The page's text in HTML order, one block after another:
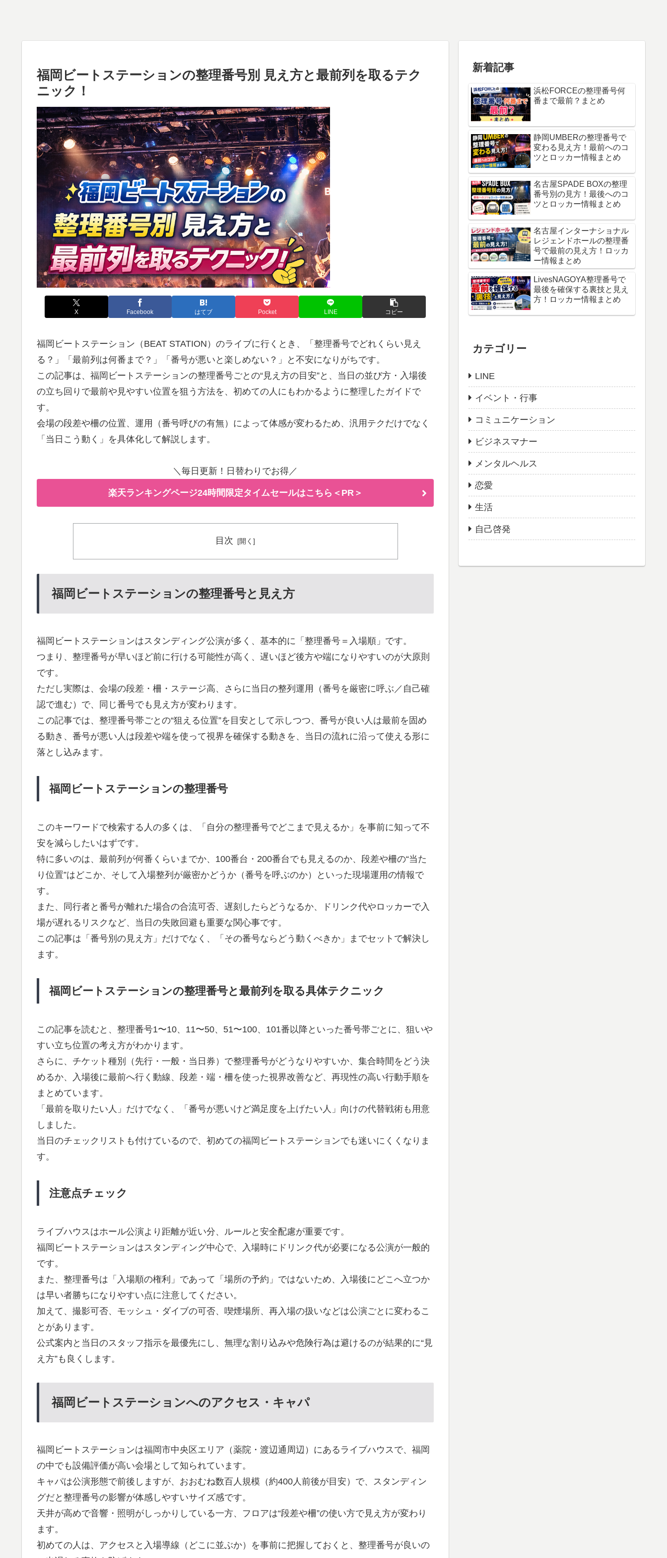
福岡ビートステーションの整理番号別 見え方と最前列を取るテク
ニック！
X Facebook はてブ Pocket LINE コピー
福岡ビートステーション（BEAT STATION）のライブに行くとき、「整理番号でどれくらい見え
る？」「最前列は何番まで？」「番号が悪いと楽しめない？」と不安になりがちです。
この記事は、福岡ビートステーションの整理番号ごとの“見え方の目安”と、当日の並び方・入場後
の立ち回りで最前や見やすい位置を狙う方法を、初めての人にもわかるように整理したガイドで
す。
会場の段差や柵の位置、運用（番号呼びの有無）によって体感が変わるため、汎用テクだけでなく
「当日こう動く」を具体化して解説します。
＼毎日更新！日替わりでお得／
楽天ランキングページ24時間限定タイムセールはこちら＜PR＞
目次
福岡ビートステーションの整理番号と見え方
福岡ビートステーションはスタンディング公演が多く、基本的に「整理番号＝入場順」です。
つまり、整理番号が早いほど前に行ける可能性が高く、遅いほど後方や端になりやすいのが大原則
です。
ただし実際は、会場の段差・柵・ステージ高、さらに当日の整列運用（番号を厳密に呼ぶ／自己確
認で進む）で、同じ番号でも見え方が変わります。
この記事では、整理番号帯ごとの“狙える位置”を目安として示しつつ、番号が良い人は最前を固め
る動き、番号が悪い人は段差や端を使って視界を確保する動きを、当日の流れに沿って使える形に
落とし込みます。
福岡ビートステーションの整理番号
このキーワードで検索する人の多くは、「自分の整理番号でどこまで見えるか」を事前に知って不
安を減らしたいはずです。
特に多いのは、最前列が何番くらいまでか、100番台・200番台でも見えるのか、段差や柵の“当た
り位置”はどこか、そして入場整列が厳密かどうか（番号を呼ぶのか）といった現場運用の情報で
す。
また、同行者と番号が離れた場合の合流可否、遅刻したらどうなるか、ドリンク代やロッカーで入
場が遅れるリスクなど、当日の失敗回避も重要な関心事です。
この記事は「番号別の見え方」だけでなく、「その番号ならどう動くべきか」までセットで解決し
ます。
福岡ビートステーションの整理番号と最前列を取る具体テクニック
この記事を読むと、整理番号1〜10、11〜50、51〜100、101番以降といった番号帯ごとに、狙いや
すい立ち位置の考え方がわかります。
さらに、チケット種別（先行・一般・当日券）で整理番号がどうなりやすいか、集合時間をどう決
めるか、入場後に最前へ行く動線、段差・端・柵を使った視界改善など、再現性の高い行動手順を
まとめています。
「最前を取りたい人」だけでなく、「番号が悪いけど満足度を上げたい人」向けの代替戦術も用意
しました。
当日のチェックリストも付けているので、初めての福岡ビートステーションでも迷いにくくなりま
す。
注意点チェック
ライブハウスはホール公演より距離が近い分、ルールと安全配慮が重要です。
福岡ビートステーションはスタンディング中心で、入場時にドリンク代が必要になる公演が一般的
です。
また、整理番号は「入場順の権利」であって「場所の予約」ではないため、入場後にどこへ立つか
は早い者勝ちになりやすい点に注意してください。
加えて、撮影可否、モッシュ・ダイブの可否、喫煙場所、再入場の扱いなどは公演ごとに変わるこ
とがあります。
公式案内と当日のスタッフ指示を最優先にし、無理な割り込みや危険行為は避けるのが結果的に“見
え方”も良くします。
福岡ビートステーションへのアクセス・キャパ
福岡ビートステーションは福岡市中央区エリア（薬院・渡辺通周辺）にあるライブハウスで、福岡
の中でも設備評価が高い会場として知られています。
キャパは公演形態で前後しますが、おおむね数百人規模（約400人前後が目安）で、スタンディン
グだと整理番号の影響が体感しやすいサイズ感です。
天井が高めで音響・照明がしっかりしている一方、フロアは“段差や柵”の使い方で見え方が変わり
ます。
初めての人は、アクセスと入場導線（どこに並ぶか）を事前に把握しておくと、整理番号が良いの
新着記事
浜松FORCEの整理番号何
番まで最前？まとめ
静岡UMBERの整理番号で
変わる見え方！最前へのコ
ツとロッカー情報まとめ
名古屋SPADE BOXの整理
番号別の見方！最後へのコ
ツとロッカー情報まとめ
名古屋インターナショナル
レジェンドホールの整理番
号で最前の見え方！ロッカ
ー情報まとめ
LivesNAGOYA整理番号で
最後を確保する裏技と見え
方！ロッカー情報まとめ
カテゴリー
LINE
イベント・行事
コミュニケーション
ビジネスマナー
メンタルヘルス
恋愛
生活
自己啓発